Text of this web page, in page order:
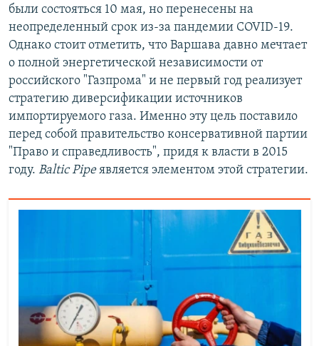
были состояться 10 мая, но перенесены на
неопределенный срок из-за пандемии COVID-19.
Однако стоит отметить, что Варшава давно мечтает
о полной энергетической независимости от
российского "Газпрома" и не первый год реализует
стратегию диверсификации источников
импортируемого газа. Именно эту цель поставило
перед собой правительство консервативной партии
"Право и справедливость", придя к власти в 2015
году. Baltic Pipeявляется элементом этой стратегии.